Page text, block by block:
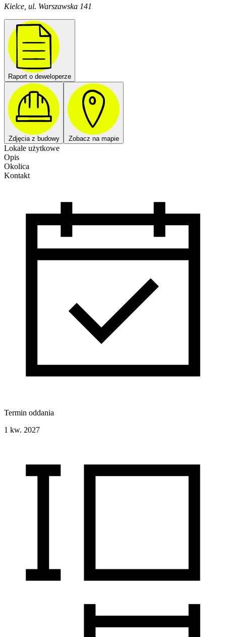
Kielce, ul. Warszawska 141
Raport o deweloperze
Zdjęcia z budowy Zobacz na mapie
Lokale użytkowe
Opis
Okolica
Kontakt
Termin oddania
1 kw. 2027